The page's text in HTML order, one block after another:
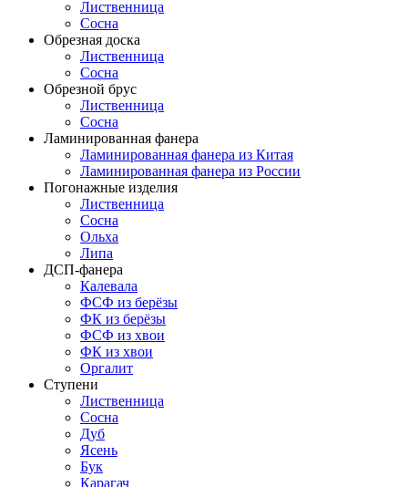
Лиственница
Сосна
Обрезная доска
Лиственница
Сосна
Обрезной брус
Лиственница
Сосна
Ламинированная фанера
Ламинированная фанера из Китая
Ламинированная фанера из России
Погонажные изделия
Лиственница
Сосна
Ольха
Липа
ДСП-фанера
Калевала
ФСФ из берёзы
ФК из берёзы
ФСФ из хвои
ФК из хвои
Оргалит
Ступени
Лиственница
Сосна
Дуб
Ясень
Бук
Карагач